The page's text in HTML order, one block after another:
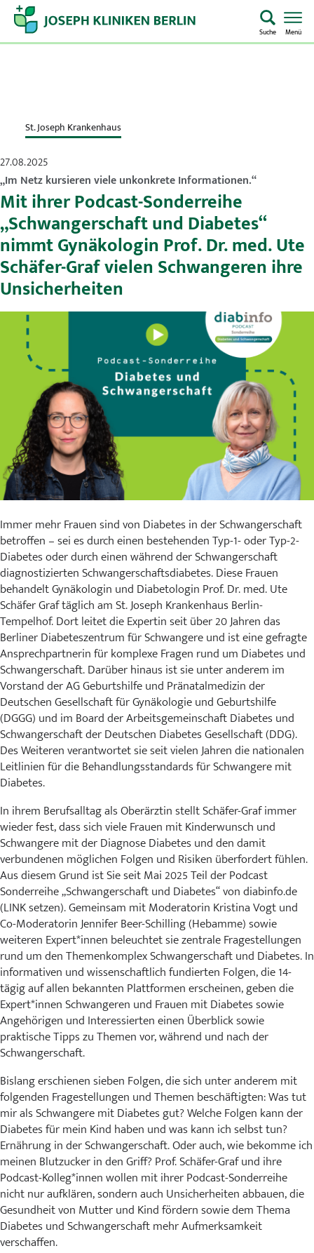
Suche Menü
Kliniken & Zentren
Aufenthalt & Besuch
Pflege
Über uns
Karriere
MVZ
Aktuelles
Veranstaltungen
Presse
Kontakt
St. Joseph Krankenhaus
27.08.2025
„Im Netz kursieren viele unkonkrete Informationen.“
Mit ihrer Podcast-Sonderreihe
„Schwangerschaft und Diabetes“
nimmt Gynäkologin Prof. Dr. med. Ute
Schäfer-Graf vielen Schwangeren ihre
Unsicherheiten
Immer mehr Frauen sind von Diabetes in der Schwangerschaft
betroffen – sei es durch einen bestehenden Typ-1- oder Typ-2-
Diabetes oder durch einen während der Schwangerschaft
diagnostizierten Schwangerschaftsdiabetes. Diese Frauen
behandelt Gynäkologin und Diabetologin Prof. Dr. med. Ute
Schäfer Graf täglich am St. Joseph Krankenhaus Berlin-
Tempelhof. Dort leitet die Expertin seit über 20 Jahren das
Berliner Diabeteszentrum für Schwangere und ist eine gefragte
Ansprechpartnerin für komplexe Fragen rund um Diabetes und
Schwangerschaft. Darüber hinaus ist sie unter anderem im
Vorstand der AG Geburtshilfe und Pränatalmedizin der
Deutschen Gesellschaft für Gynäkologie und Geburtshilfe
(DGGG) und im Board der Arbeitsgemeinschaft Diabetes und
Schwangerschaft der Deutschen Diabetes Gesellschaft (DDG).
Des Weiteren verantwortet sie seit vielen Jahren die nationalen
Leitlinien für die Behandlungsstandards für Schwangere mit
Diabetes.
In ihrem Berufsalltag als Oberärztin stellt Schäfer-Graf immer
wieder fest, dass sich viele Frauen mit Kinderwunsch und
Schwangere mit der Diagnose Diabetes und den damit
verbundenen möglichen Folgen und Risiken überfordert fühlen.
Aus diesem Grund ist Sie seit Mai 2025Teil der Podcast
Sonderreihe „Schwangerschaft und Diabetes“ von diabinfo.de
(LINK setzen). Gemeinsam mit Moderatorin Kristina Vogt und
Co-Moderatorin Jennifer Beer-Schilling (Hebamme) sowie
weiteren Expert*innen beleuchtet sie zentrale Fragestellungen
rund um den Themenkomplex Schwangerschaft und Diabetes. In
informativen und wissenschaftlich fundierten Folgen, die 14-
tägig auf allen bekannten Plattformen erscheinen, geben die
Expert*innen Schwangeren und Frauen mit Diabetes sowie
Angehörigen und Interessierten einen Überblick sowie
praktische Tipps zu Themen vor, während und nach der
Schwangerschaft.
Bislang erschienen sieben Folgen, die sich unter anderem mit
folgenden Fragestellungen und Themen beschäftigten: Was tut
mir als Schwangere mit Diabetes gut? Welche Folgen kann der
Diabetes für mein Kind haben und was kann ich selbst tun?
Ernährung in der Schwangerschaft. Oder auch, wie bekomme ich
meinen Blutzucker in den Griff? Prof. Schäfer-Graf und ihre
Podcast-Kolleg*innen wollen mit ihrer Podcast-Sonderreihe
nicht nur aufklären, sondern auch Unsicherheiten abbauen, die
Gesundheit von Mutter und Kind fördern sowie dem Thema
Diabetes und Schwangerschaft mehr Aufmerksamkeit
verschaffen.